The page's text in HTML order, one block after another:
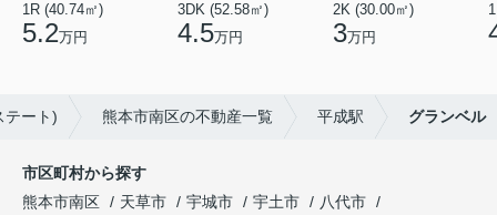
1R (40.74㎡)
5.2万円
3DK (52.58㎡)
4.5万円
2K (30.00㎡)
3万円
テート) 熊本市南区の不動産一覧 平成駅 グランベル
市区町村から探す
熊本市南区
天草市 宇城市 宇土市
八代市